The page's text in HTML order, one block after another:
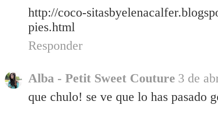
http://coco-
pies.html
Responder
Alba - Petit Sweet Couture 3 de
que chulo! se ve que lo has pasado